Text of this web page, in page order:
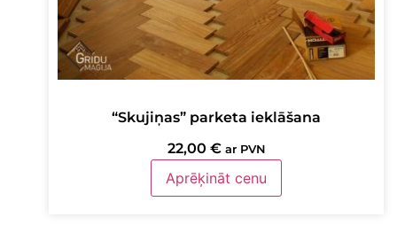
“Skujiņas” parketa ieklāšana
22,00 € ar PVN
Aprēķināt cenu